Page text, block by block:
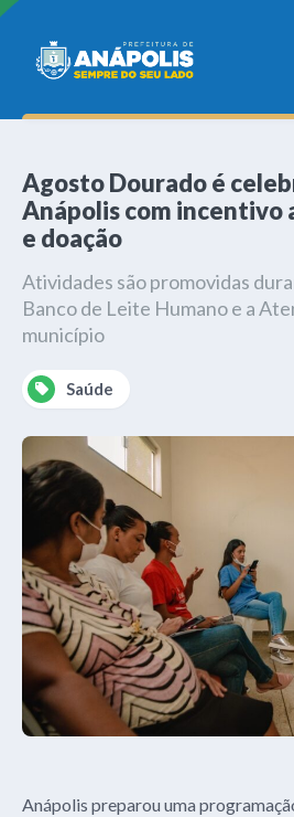
Agosto Dourado é
Anápolis com incentivo
e doação
Atividades são promovidas
Banco de Leite Humano e a
município
Saúde
Anápolis preparou uma